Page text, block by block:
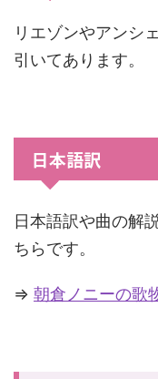
リエゾンやアンシ
引いてあります。
日本語訳
日本語訳や曲の解
ちらです。
⇒ 朝倉ノニーの歌